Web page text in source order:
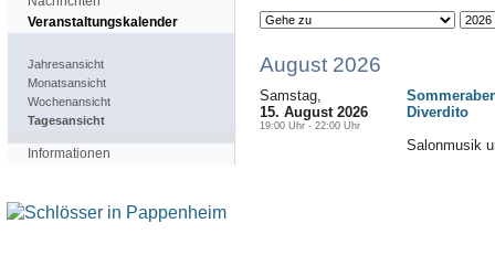
Veranstaltungskalender
Jahresansicht
Monatsansicht
Wochenansicht
Tagesansicht
Informationen
August 2026
Samstag,
15. August 2026
19:00 Uhr - 22:00 Uhr
Diverdito
Salonmusik